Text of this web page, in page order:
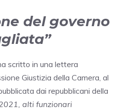
del governo
scritto in una lettera
Giustizia della Camera, al
dai repubblicani della
alti funzionari